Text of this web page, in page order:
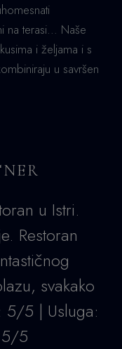
na terasi… Naše
i željama i s
u savršen
u Istri.
Restoran
svakako
5/5 | Usluga:
5